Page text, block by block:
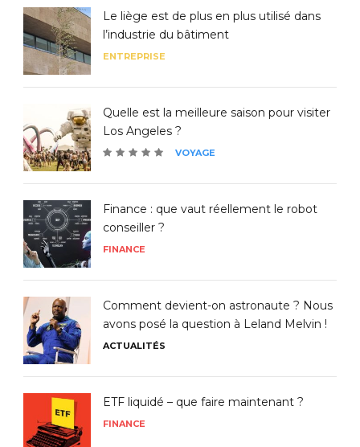
Le liège est de plus en plus utilisé dans
l’industrie du bâtiment
ENTREPRISE
Quelle est la meilleure saison pour visiter
Los Angeles ?
VOYAGE
Finance : que vaut réellement le robot
conseiller ?
FINANCE
Comment devient-on astronaute ? Nous
avons posé la question à Leland Melvin !
ACTUALITÉS
ETF liquidé – que faire maintenant ?
FINANCE